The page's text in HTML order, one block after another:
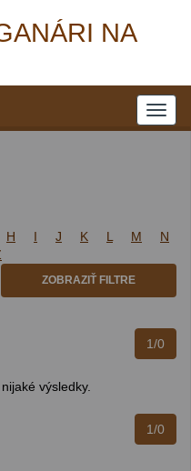
NA
H I J K L M
N
ZOBRAZIŤ FILTRE
1/0
výsledky.
1/0